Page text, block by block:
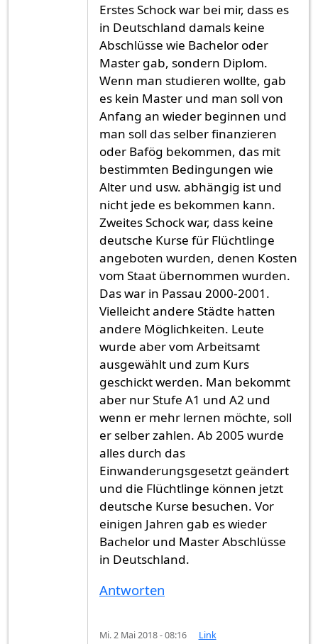
Erstes Schock war bei mir, dass es
in Deutschland damals keine
Abschlüsse wie Bachelor oder
Master gab, sondern Diplom.
Wenn man studieren wollte, gab
es kein Master und man soll von
Anfang an wieder beginnen und
man soll das selber finanzieren
oder Bafög bekommen, das mit
bestimmten Bedingungen wie
Alter und usw. abhängig ist und
nicht jede es bekommen kann.
Zweites Schock war, dass keine
deutsche Kurse für Flüchtlinge
angeboten wurden, denen Kosten
vom Staat übernommen wurden.
Das war in Passau 2000-2001.
Vielleicht andere Städte hatten
andere Möglichkeiten. Leute
wurde aber vom Arbeitsamt
ausgewählt und zum Kurs
geschickt werden. Man bekommt
aber nur Stufe A1 und A2 und
wenn er mehr lernen möchte, soll
er selber zahlen. Ab 2005 wurde
alles durch das
Einwanderungsgesetzt geändert
und die Flüchtlinge können jetzt
deutsche Kurse besuchen. Vor
einigen Jahren gab es wieder
Bachelor und Master Abschlüsse
in Deutschland.
Antworten
Mi. 2 Mai 2018 - 08:16 Link